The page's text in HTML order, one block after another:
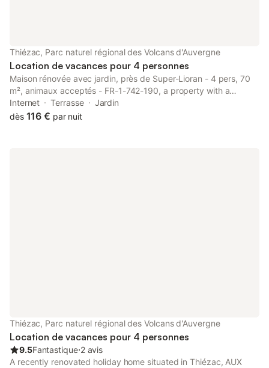
une épicerie très bien achalandée, une pharmacie, un bar-
presse, un restaurant, une bo
Thiézac, Parc naturel régional des Volcans d'Auvergne
Location de vacances pour 4 personnes
Maison rénovée avec jardin, près de Super-Lioran - 4 pers, 70
m², animaux acceptés - FR-1-742-190, a property with a
garden, is located in Thiézac, 28 km from Cantal Auvergne
Stadium, 26 km from Col d'Entremont, as well as 30 km from
Internet Terrasse
Jardin
dès 116 € par nuit
Thiézac, Parc naturel régional des Volcans d'Auvergne
Location de vacances pour 4 personnes
9.5Fantastique⋅2 avis
A recently renovated holiday home situated in Thiézac, AUX